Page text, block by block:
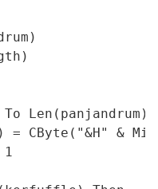
Len(panjandrum)
= CByte("&H" &
1